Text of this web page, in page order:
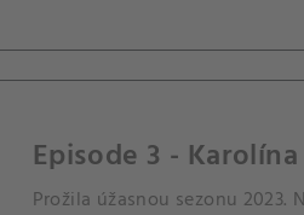
Episode 3 -
Prožila úžasnou sezonu